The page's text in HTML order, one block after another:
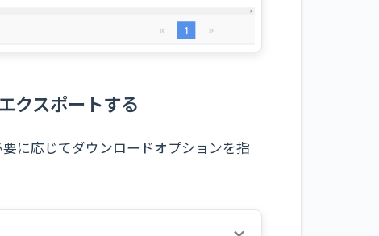
クスポートする
に応じてダウンロードオプションを指